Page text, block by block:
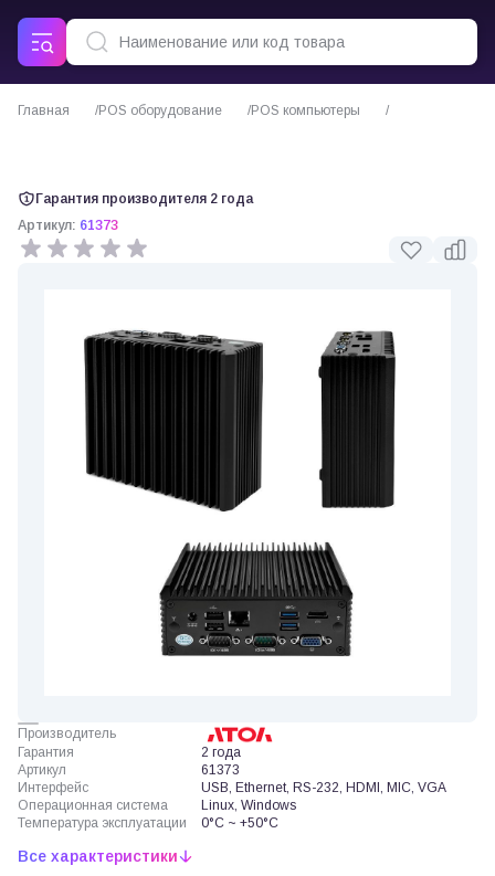
Главная POS оборудование
POS компьютеры
Гарантия производителя 2 года
Артикул: 61373
Производитель
Гарантия
2 года
Артикул
61373
Интерфейс
USB, Ethernet, RS-232, HDMI, MIC, VGA
Операционная система
Linux, Windows
Температура эксплуатации
0°C ~ +50°C
Все характеристики